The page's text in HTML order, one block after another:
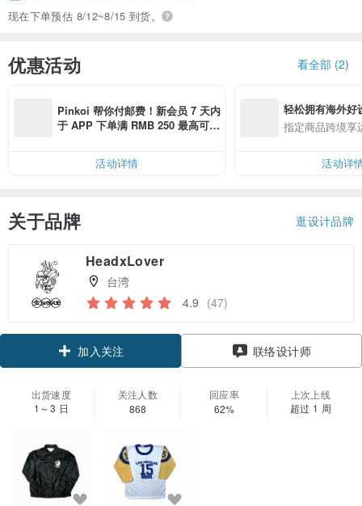
现在下单预估 8/12~8/15 到货。
优惠活动 看全部 (2)
Pinkoi 帮你付邮费！新会员 7 天内
于 APP 下单满 RMB 250 最高可折
活动详情
轻松拥有海外好
指定商品跨境享
活动详
关于品牌 逛设计品牌
HeadxLover
台湾
4.9 (47)
加入关注 联络设计师
出货速度
1～3 日
关注人数
868
回应率
62%
上次上线
超过 1 周